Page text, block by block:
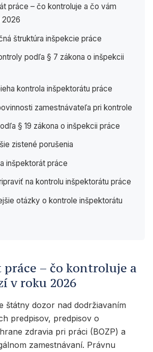
práce – čo kontroluje a čo vám
2026
štruktúra inšpekcie práce
podľa § 7 zákona o inšpekcii
kontrola inšpektorátu práce
zamestnávateľa pri kontrole
§ 19 zákona o inšpekcii práce
zistené porušenia
inšpektorát práce
na kontrolu inšpektorátu práce
otázky o kontrole inšpektorátu
– čo kontroluje a
v roku 2026
štátny dozor nad dodržiavaním
predpisov, predpisov o
zdravia pri práci (BOZP) a
zamestnávaní. Právnu